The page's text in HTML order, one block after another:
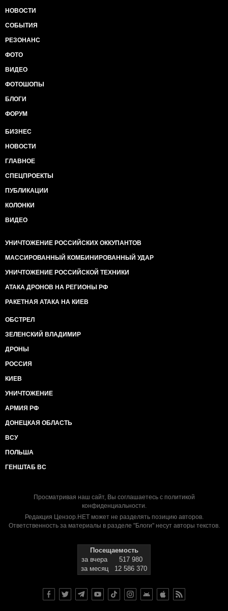
НОВОСТИ
СОБЫТИЯ
РЕЗОНАНС
ФОТО
ВИДЕО
ФОТОШОПЫ
БЛОГИ
ФОРУМ
БИЗНЕС
НОВОСТИ
ГЛАВНОЕ
СПЕЦПРОЕКТЫ
ПУБЛИКАЦИИ
КОЛОНКИ
ВИДЕО
УНИЧТОЖЕНИЕ РОССИЙСКИХ ОККУПАНТОВ
МАССИРОВАННЫЙ КОМБИНИРОВАННЫЙ УДАР
УНИЧТОЖЕНИЕ РОССИЙСКОЙ ТЕХНИКИ
АТАКА ДРОНОВ НА РЕГИОНЫ РФ
РАКЕТНАЯ АТАКА НА КИЕВ
ОБСТРЕЛ
ЗЕЛЕНСКИЙ ВЛАДИМИР
ДРОНЫ
РОССИЯ
КИЕВ
УНИЧТОЖЕНИЕ
АРМИЯ РФ
ДОНЕЦКАЯ ОБЛАСТЬ
ВСУ
ПОЛЬША
ГЕНШТАБ ВС
Просматривая наш сайт, Вы соглашаетесь с политикой
конфиденциальности.
Редакция Цензор.НЕТ может не разделять позицию авторов.
Ответственность за материалы в разделе "Блоги" несут авторы текстов.
Посещаемость
за вчера
517 980
за месяц
12 586 370